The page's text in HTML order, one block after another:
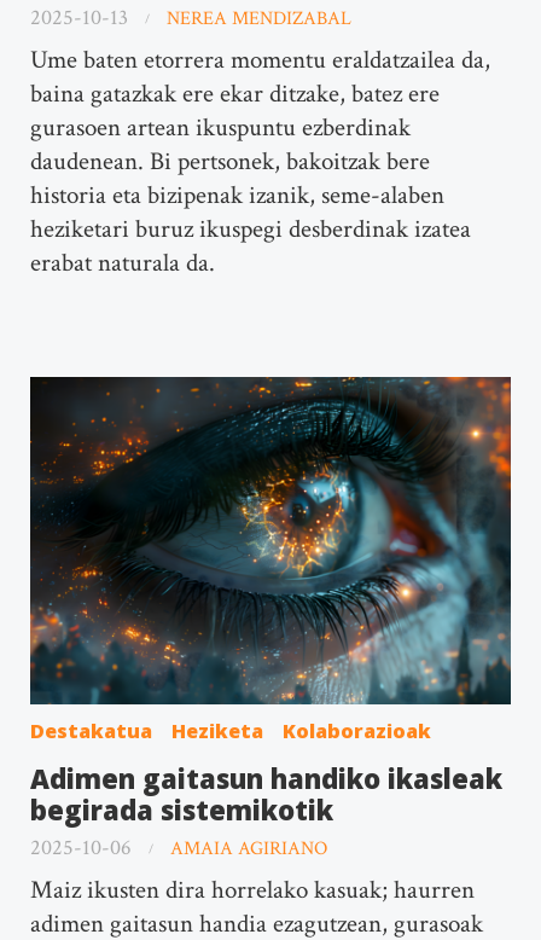
2025-10-13 NEREA MENDIZABAL
Ume baten etorrera momentu eraldatzailea da,
baina gatazkak ere ekar ditzake, batez ere
gurasoen artean ikuspuntu ezberdinak
daudenean. Bi pertsonek, bakoitzak bere
historia eta bizipenak izanik, seme-alaben
heziketari buruz ikuspegi desberdinak izatea
erabat naturala da.
Destakatua Heziketa Kolaborazioak
Adimen gaitasun handiko ikasleak
begirada sistemikotik
2025-10-06 AMAIA AGIRIANO
Maiz ikusten dira horrelako kasuak; haurren
adimen gaitasun handia ezagutzean, gurasoak